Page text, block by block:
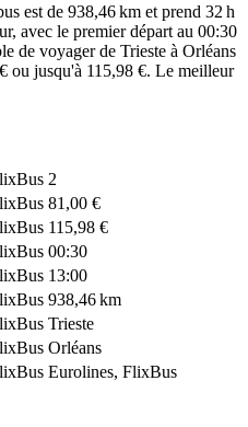
est de 938,46 km et prend 32 h
avec le premier départ au 00:30
de voyager de Trieste à Orléans
ou jusqu'à 115,98 €. Le meilleur
2
81,00 €
115,98 €
00:30
13:00
938,46 km
Trieste
Orléans
Eurolines, FlixBus
©CARTO, ©OpenStreetMapcontributors